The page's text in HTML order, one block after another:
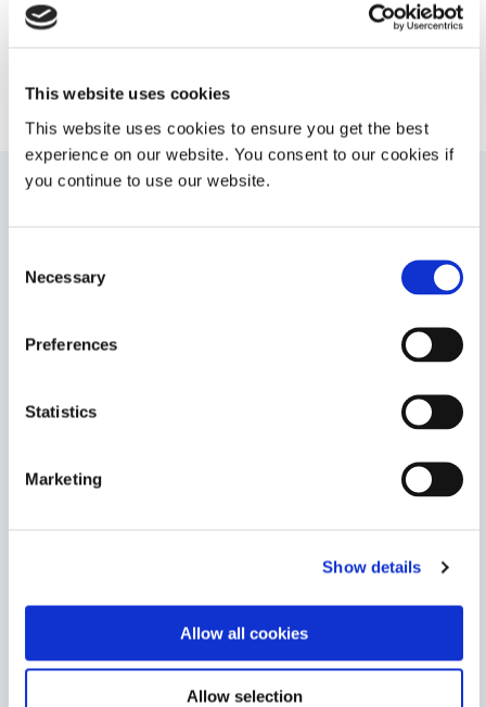
This website uses cookies
This website uses cookies to ensure you get the best
experience on our website. You consent to our cookies if
you continue to use our website.
Selection
Necessary
Preferences
Statistics
Marketing
Show details
Allow all cookies
Allow selection
Klebung bildet harte, klare Verbindungen und härtet
schnell mit UV-/sichtbares Licht, Wärme oder einem
Anwendungen sind Metall- Glas-Verklebung,
Spulenwicklung und Vergießen.
Asia
Dymax sind für die allgemeine Aushärtung von UV-
Klebstoffe, -Beschichtungen und -Tinten mit niedriger
Intensität konzipiert und verfügen über eine
Aushärtungsfläche von 64 Quadratzoll.